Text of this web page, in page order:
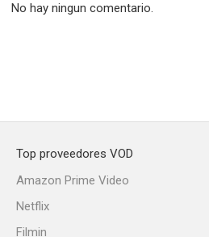
No hay ningun comentario.
Top proveedores VOD
Amazon Prime Video
Netflix
Filmin